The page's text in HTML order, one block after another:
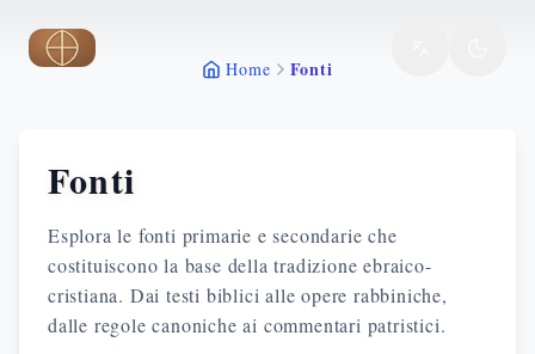
Vai al contenuto principale
Home Fonti
Fonti
Esplora le fonti primarie e secondarie che
costituiscono la base della tradizione ebraico-
cristiana. Dai testi biblici alle opere rabbiniche,
dalle regole canoniche ai commentari patristici.